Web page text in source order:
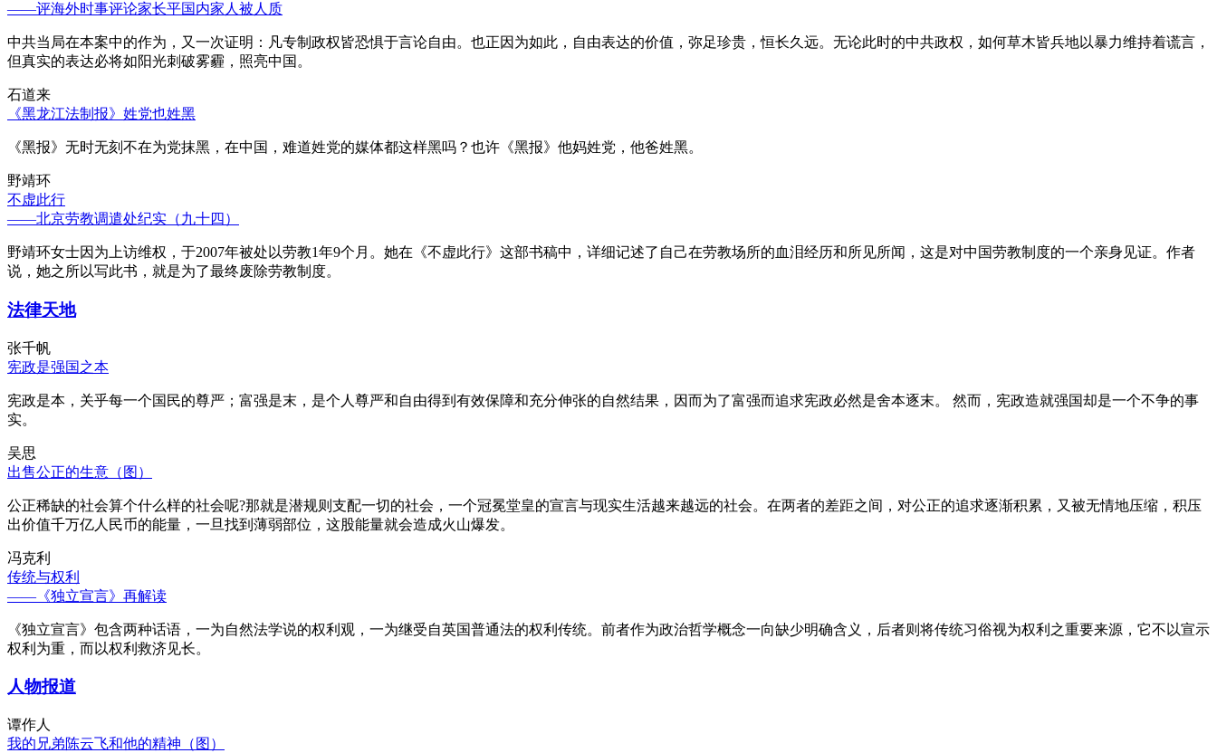
——评海外时事评论家长平国内家人被人质
中共当局在本案中的作为，又一次证明：凡专制政权皆恐惧于言论自由。也正因为如此，自由表达的价值，弥足珍贵，恒长久远。无论此时的中共政权，如何草木皆兵地以暴力维持着谎言，
但真实的表达必将如阳光刺破雾霾，照亮中国。
石道来
《黑龙江法制报》姓党也姓黑
《黑报》无时无刻不在为党抹黑，在中国，难道姓党的媒体都这样黑吗？也许《黑报》他妈姓党，他爸姓黑。
野靖环
不虚此行
——北京劳教调遣处纪实（九十四）
野靖环女士因为上访维权，于2007年被处以劳教1年9个月。她在《不虚此行》这部书稿中，详细记述了自己在劳教场所的血泪经历和所见所闻，这是对中国劳教制度的一个亲身见证。作者
说，她之所以写此书，就是为了最终废除劳教制度。
法律天地
张千帆
宪政是强国之本
宪政是本，关乎每一个国民的尊严；富强是末，是个人尊严和自由得到有效保障和充分伸张的自然结果，因而为了富强而追求宪政必然是舍本逐末。 然而，宪政造就强国却是一个不争的事
实。
吴思
出售公正的生意（图）
公正稀缺的社会算个什么样的社会呢?那就是潜规则支配一切的社会，一个冠冕堂皇的宣言与现实生活越来越远的社会。在两者的差距之间，对公正的追求逐渐积累，又被无情地压缩，积压
出价值千万亿人民币的能量，一旦找到薄弱部位，这股能量就会造成火山爆发。
冯克利
传统与权利
——《独立宣言》再解读
《独立宣言》包含两种话语，一为自然法学说的权利观，一为继受自英国普通法的权利传统。前者作为政治哲学概念一向缺少明确含义，后者则将传统习俗视为权利之重要来源，它不以宣示
权利为重，而以权利救济见长。
人物报道
谭作人
我的兄弟陈云飞和他的精神（图）